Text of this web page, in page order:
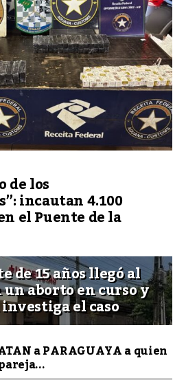
de los
incautan 4.100
el Puente de la
de 15 años llegó al
aborto en curso y
el caso
a PARAGUAYA a quien